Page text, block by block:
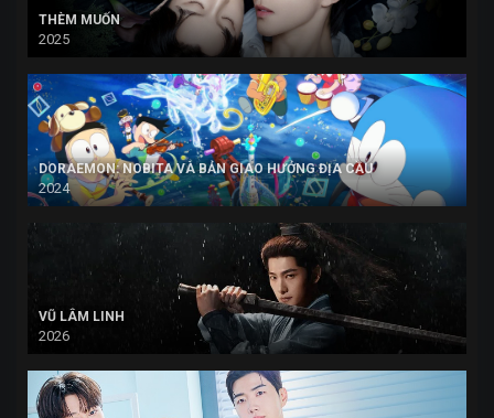
THÈM MUỐN
2025
DORAEMON: NOBITA VÀ BẢN GIAO HƯỞNG ĐỊA CẦU
2024
VŨ LÂM LINH
2026